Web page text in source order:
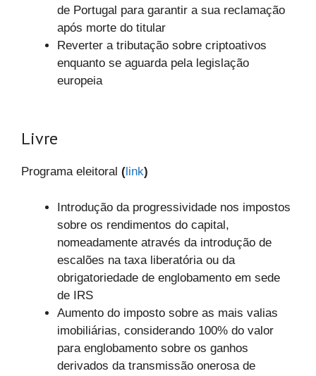
de Portugal para garantir a sua reclamação
após morte do titular
Reverter a tributação sobre criptoativos
enquanto se aguarda pela legislação
europeia
Livre
Programa eleitoral ( link)
Introdução da progressividade nos impostos
sobre os rendimentos do capital,
nomeadamente através da introdução de
escalões na taxa liberatória ou da
obrigatoriedade de englobamento em sede
de IRS
Aumento do imposto sobre as mais valias
imobiliárias, considerando 100% do valor
para englobamento sobre os ganhos
derivados da transmissão onerosa de